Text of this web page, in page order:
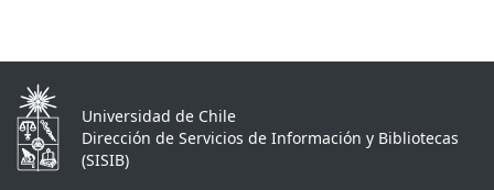
Universidad de Chile
Dirección de Servicios de Información y Bibliotecas
(SISIB)